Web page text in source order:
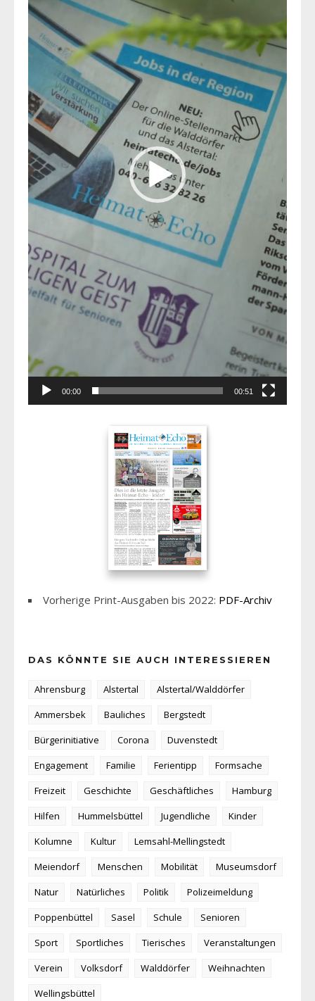
00:00 00:51
Vorherige Print-Ausgaben bis 2022: PDF-Archiv
DAS KÖNNTE SIE AUCH INTERESSIEREN
Ahrensburg Alstertal
Alstertal/Walddörfer
Ammersbek
Bauliches
Bergstedt
Bürgerinitiative
Corona
Duvenstedt
Engagement
Familie Ferientipp
Formsache
Freizeit
Geschichte Geschäftliches
Hamburg
Hilfen
Hummelsbüttel Jugendliche
Kinder
Kolumne
Kultur
Lemsahl-Mellingstedt
Meiendorf
Menschen Mobilität
Museumsdorf
Natur
Natürliches Politik
Polizeimeldung
Poppenbüttel
Sasel Schule
Senioren
Sport
Sportliches Tierisches
Veranstaltungen
Verein
Volksdorf Walddörfer
Weihnachten
Wellingsbüttel